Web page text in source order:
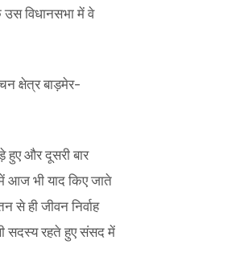
विधानसभा में वे
क्षेत्र बाड़मेर-
हुए और दूसरी बार
में आज भी याद किए जाते
ही जीवन निर्वाह
सदस्य रहते हुए संसद में